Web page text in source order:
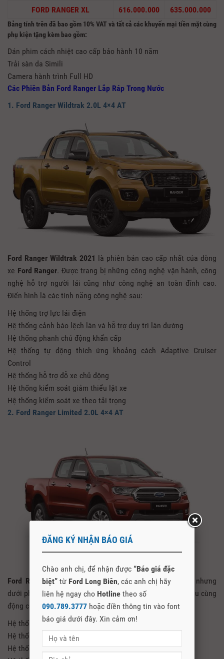
FORD RANGER XL
616.000.000 635.000.000
Bảng tính trên đã bao gồm 10% VAT và tất cả các khuyến mại tiền mặt cùng
phụ kiện tặng kèm bao gồm:
Dán phim cách nhiệt cao cấp bảo hành 10 năm
Trải sàn da Simili
Camera hành trình Full HD
Các Phiên Bản Ford Ranger Lắp Ráp Trong Nước
1. Ford Ranger Wildtrak 2.0L 4×4 AT
Ford Ranger Wildtrak 2021
là phiên bản cao cấp nhất của dòng
xe Ford Ranger. Được trang bị những công nghệ vận hành, công
nghệ hỗ trợ người lái cũng như công nghệ an toàn đỉnh cao.
Điển hình là các tính năng công nghệ sau:
Hệ thống trợ lực lái điện
Hệ thống cảnh báo lệch làn và hỗ trợ duy trì làn đường
Hệ thống phanh chủ động khẩn cấp
Hệ thống tự động thích ứng khoảng cách Adaptive Cruiser
Control
Hệ thống hỗ trợ đỗ xe chủ động
Hệ thống kiểm soát giảm thiểu lật xe
Hệ thống kiểm soát xe theo tải trọng
2. Ford Ranger Limited 2.0L 4×4 AT
Ford Ranger Limited 2021cũng là phiên bản cao cấp nhưng
dưới phiên bản Wildtrak. Tuy nhiên vẫn được trang bị 2 cầu cùng
động cơ 2.0 Turbo và rất nhiều công nghệ tối tân như:
Hệ thống trợ lực lái điện
Hệ thống kiểm soát giảm thiểu lật xe
Hệ thống kiểm soát xe theo tải trọng
ĐĂNG KÝ NHẬN BÁO GIÁ
Chào anh chị, để nhận được “Báo giá đặc
biệt” từ Ford Long Biên, các anh chị hãy
liên hệ ngay cho Hotline theo số
090.789.3777 hoặc điền thông tin vào font
báo giá dưới đây. Xin cảm ơn!